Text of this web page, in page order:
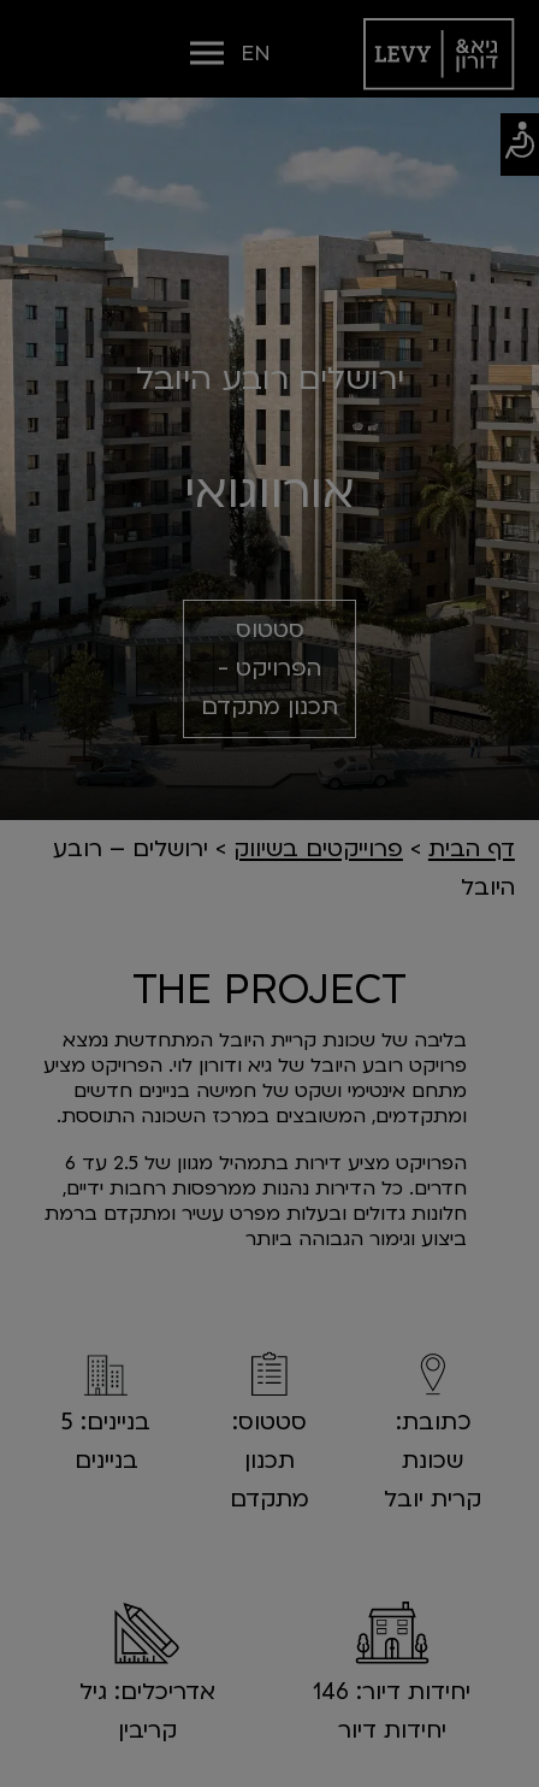
EN
ירושלים רובע היובל
אורווגואי
סטטוס
הפרויקט -
תכנון מתקדם
דף הבית > פרוייקטים בשיווק > ירושלים – רובע
היובל
THE PROJECT
בליבה של שכונת קריית היובל המתחדשת נמצא
פרויקט רובע היובל של גיא ודורון לוי. הפרויקט מציע
מתחם אינטימי ושקט של חמישה בניינים חדשים
ומתקדמים, המשובצים במרכז השכונה התוססת.
הפרויקט מציע דירות בתמהיל מגוון של 2.5 עד 6
חדרים. כל הדירות נהנות ממרפסות רחבות ידיים,
חלונות גדולים ובעלות מפרט עשיר ומתקדם ברמת
ביצוע וגימור הגבוהה ביותר
כתובת:
שכונת
קרית יובל
סטטוס:
תכנון
מתקדם
בניינים: 5
בניינים
יחידות דיור: 146
יחידות דיור
אדריכלים: גיל
קריבין